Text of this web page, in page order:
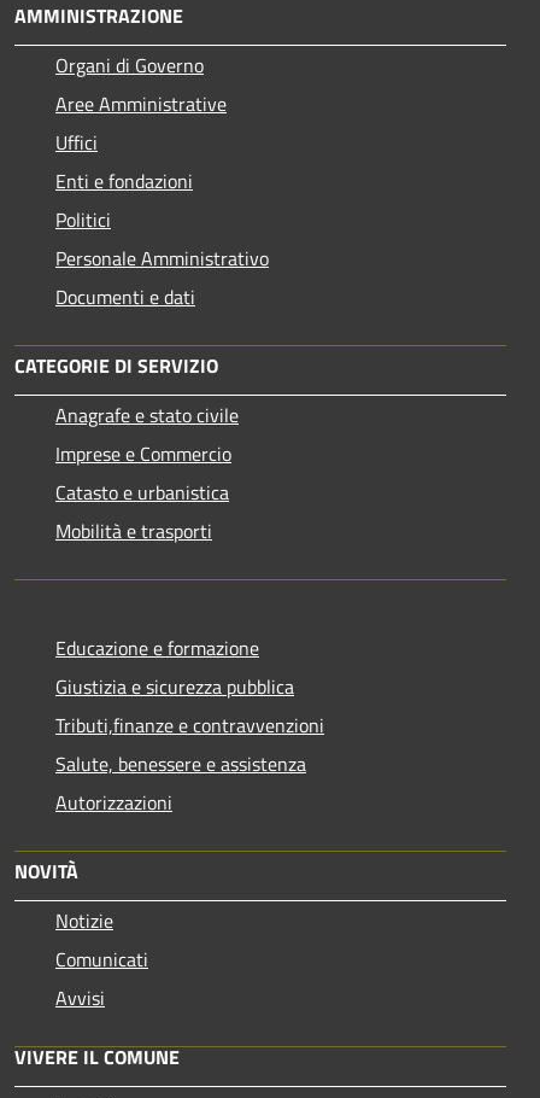
AMMINISTRAZIONE
Organi di Governo
Aree Amministrative
Uffici
Enti e fondazioni
Politici
Personale Amministrativo
Documenti e dati
CATEGORIE DI SERVIZIO
Anagrafe e stato civile
Imprese e Commercio
Catasto e urbanistica
Mobilità e trasporti
Educazione e formazione
Giustizia e sicurezza pubblica
Tributi,finanze e contravvenzioni
Salute, benessere e assistenza
Autorizzazioni
NOVITÀ
Notizie
Comunicati
Avvisi
VIVERE IL COMUNE